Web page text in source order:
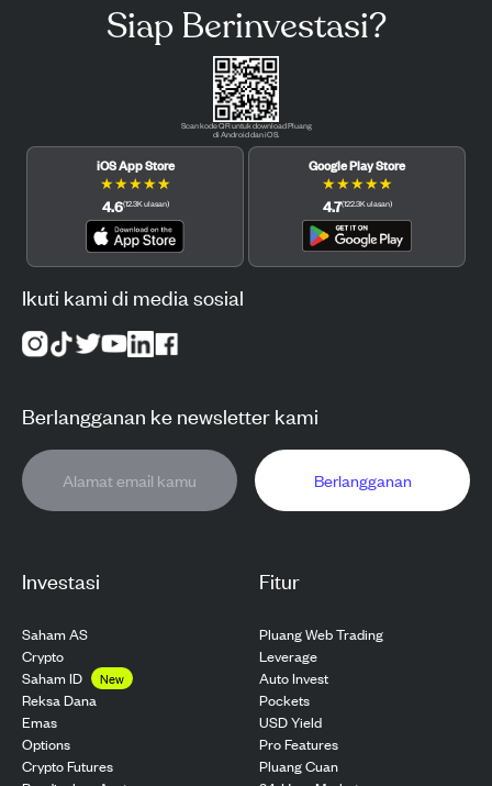
Investasi
Saham AS
Crypto
Saham ID
New
Reksa Dana
Emas
Options
Crypto Futures
Fitur
Pluang Web Trading
Leverage
Auto Invest
Pockets
USD Yield
Pro Features
Pluang Cuan
Siap Berinvestasi?
Scan kode QR untuk download Pluang
di Android dan iOS.
iOS App Store
★★★★★
4.6(12.3Kulasan)
Google Play Store
★★★★★
4.7(122.3Kulasan)
Ikuti kami di media sosial
Berlangganan ke newsletter kami
Berlangganan